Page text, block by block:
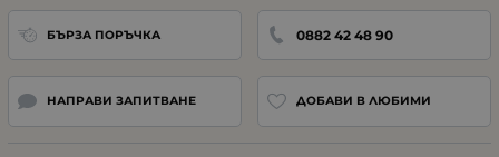
БЪРЗА ПОРЪЧКА 0882 42 48 90
НАПРАВИ ЗАПИТВАНЕ ДОБАВИ В ЛЮБИМИ